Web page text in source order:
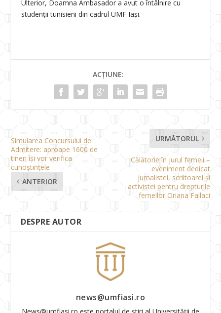
Ulterior, Doamna Ambasador a avut o întâlnire cu
studenții tunisieni din cadrul UMF Iași.
ACȚIUNE:
Simularea Concursului de
Admitere: aproape 1600 de
tineri își vor verifica
cunoștințele
ANTERIOR
URMĂTORUL
Călătorie în jurul femeii –
eveniment dedicat
jurnalistei, scriitoarei și
activistei pentru drepturile
femeilor Oriana Fallaci
DESPRE AUTOR
news@umfiasi.ro